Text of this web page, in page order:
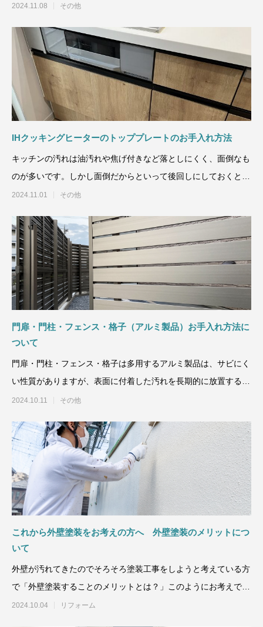
い時期となりますので、
2024.11.08 その他
IHクッキングヒーターのトッププレートのお手入れ方法
キッチンの汚れは油汚れや焦げ付きなど落としにくく、面倒なも
のが多いです。しかし面倒だからといって後回しにしておくと汚
れがどんどん落ちにくく
2024.11.01 その他
門扉・門柱・フェンス・格子（アルミ製品）お手入れ方法に
ついて
門扉・門柱・フェンス・格子は多用するアルミ製品は、サビにく
い性質がありますが、表面に付着した汚れを長期的に放置すると
腐食の原因になりますの
2024.10.11 その他
これから外壁塗装をお考えの方へ 外壁塗装のメリットにつ
いて
外壁が汚れてきたのでそろそろ塗装工事をしようと考えている方
で「外壁塗装することのメリットとは？」このようにお考えでは
ありませんか？ただ汚れ
2024.10.04 リフォーム